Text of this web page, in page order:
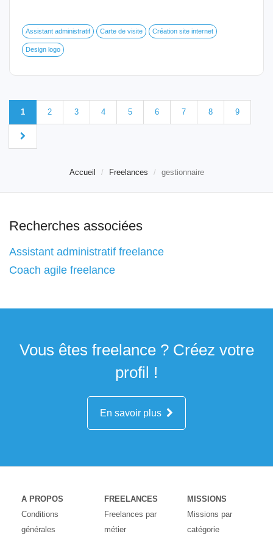
Assistant administratif Carte de visite Création site internet
Design logo
1 2 3 4 5 6 7 8 9
Accueil Freelances gestionnaire
Recherches associées
Assistant administratif freelance
Coach agile freelance
Vous êtes freelance ? Créez votre
profil !
En savoir plus
A PROPOS
Conditions
générales
FREELANCES
Freelances par
métier
MISSIONS
Missions par
catégorie